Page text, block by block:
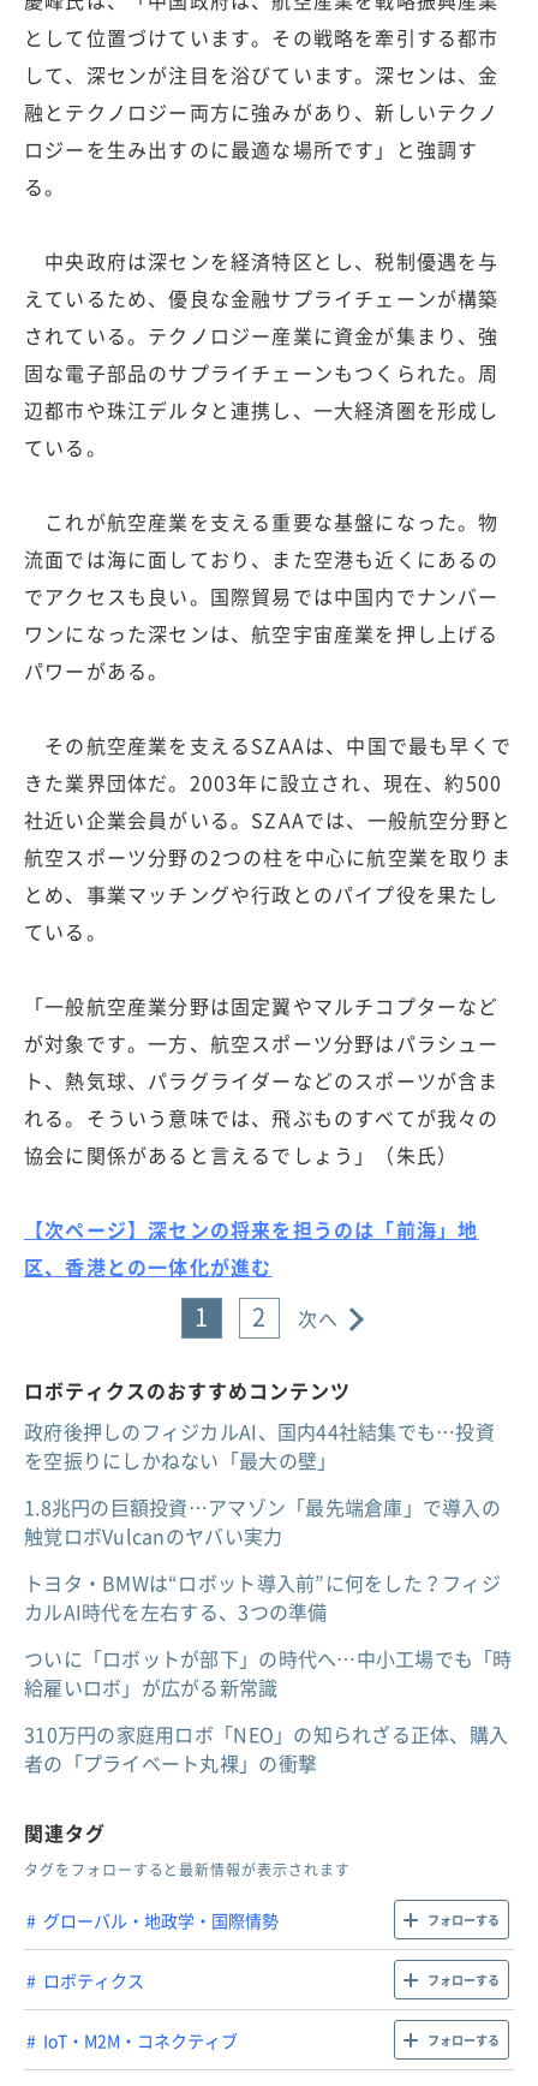
として位置づけています。その戦略を牽引する都市
して、深センが注目を浴びています。深センは、金
融とテクノロジー両方に強みがあり、新しいテクノ
ロジーを生み出すのに最適な場所です」と強調す
る。
中央政府は深センを経済特区とし、税制優遇を与
えているため、優良な金融サプライチェーンが構築
されている。テクノロジー産業に資金が集まり、強
固な電子部品のサプライチェーンもつくられた。周
辺都市や珠江デルタと連携し、一大経済圏を形成し
ている。
これが航空産業を支える重要な基盤になった。物
流面では海に面しており、また空港も近くにあるの
でアクセスも良い。国際貿易では中国内でナンバー
ワンになった深センは、航空宇宙産業を押し上げる
パワーがある。
その航空産業を支えるSZAAは、中国で最も早くで
きた業界団体だ。2003年に設立され、現在、約500
社近い企業会員がいる。SZAAでは、一般航空分野と
航空スポーツ分野の2つの柱を中心に航空業を取りま
とめ、事業マッチングや行政とのパイプ役を果たし
ている。
「一般航空産業分野は固定翼やマルチコプターなど
が対象です。一方、航空スポーツ分野はパラシュー
ト、熱気球、パラグライダーなどのスポーツが含ま
れる。そういう意味では、飛ぶものすべてが我々の
協会に関係があると言えるでしょう」（朱氏）
【次ページ】深センの将来を担うのは「前海」地
区、香港との一体化が進む
1 2 次へ
ロボティクスのおすすめコンテンツ
政府後押しのフィジカルAI、国内44社結集でも…投資
を空振りにしかねない「最大の壁」
1.8兆円の巨額投資…アマゾン「最先端倉庫」で導入の
触覚ロボVulcanのヤバい実力
トヨタ・BMWは“ロボット導入前”に何をした？フィジ
カルAI時代を左右する、3つの準備
ついに「ロボットが部下」の時代へ…中小工場でも「時
給雇いロボ」が広がる新常識
310万円の家庭用ロボ「NEO」の知られざる正体、購入
者の「プライベート丸裸」の衝撃
関連タグ
タグをフォローすると最新情報が表示されます
グローバル・地政学・国際情勢 フォローする
ロボティクス フォローする
IoT・M2M・コネクティブ フォローする